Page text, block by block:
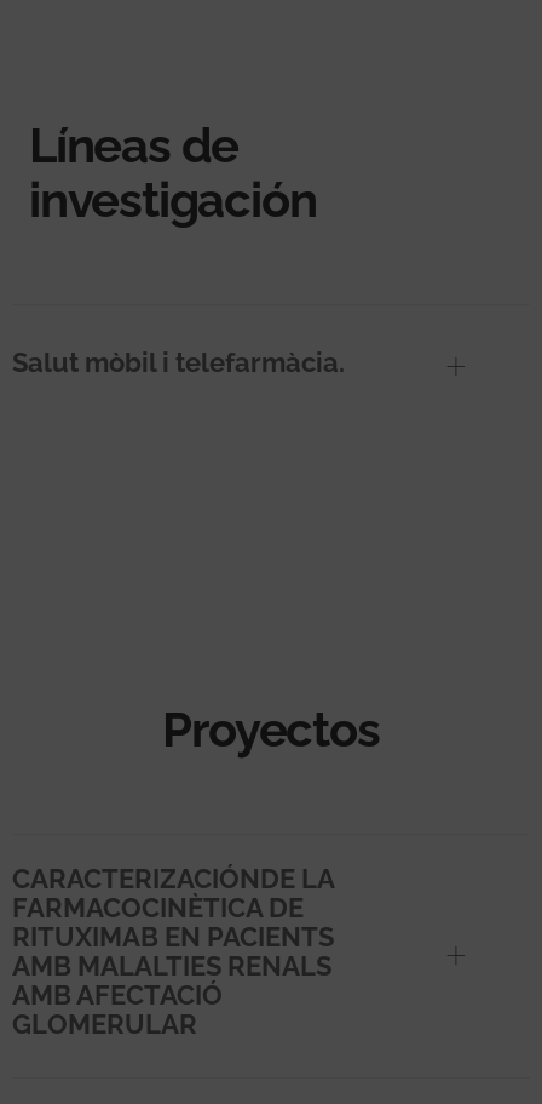
Líneas de
investigación
Salut mòbil i telefarmàcia.
Proyectos
CARACTERIZACIÓNDE LA
FARMACOCINÈTICA DE
RITUXIMAB EN PACIENTS
AMB MALALTIES RENALS
AMB AFECTACIÓ
GLOMERULAR